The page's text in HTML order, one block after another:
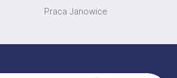
Praca Janowice